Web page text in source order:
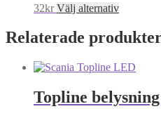
32kr Välj alternativDen
har
varianter.
olika
Relaterade
Topline